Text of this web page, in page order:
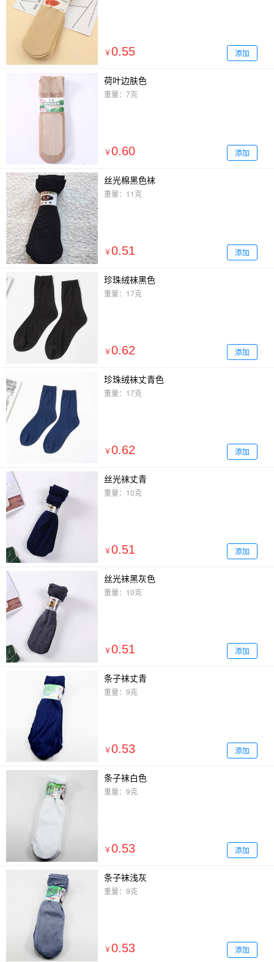
￥0.55 添加
荷叶边肤色
重量：7克
￥0.60 添加
丝光棉黑色袜
重量：11克
￥0.51 添加
珍珠绒袜黑色
重量：17克
￥0.62 添加
珍珠绒袜丈青色
重量：17克
￥0.62 添加
丝光袜丈青
重量：10克
￥0.51 添加
丝光袜黑灰色
重量：10克
￥0.51 添加
条子袜丈青
重量：9克
￥0.53 添加
条子袜白色
重量：9克
￥0.53 添加
条子袜浅灰
重量：9克
￥0.53 添加